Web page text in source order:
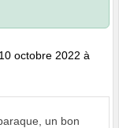
octobre 2022 à
un bon